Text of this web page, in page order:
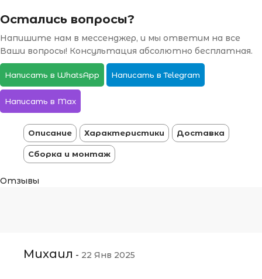
Остались вопросы?
Напишите нам в мессенджер, и мы ответим на все
Ваши вопросы! Консультация абсолютно бесплатная.
Написать в WhatsApp Написать в Telegram
Написать в Max
Описание Характеристики Доставка
Сборка и монтаж
Отзывы
Михаил - 22 Янв 2025